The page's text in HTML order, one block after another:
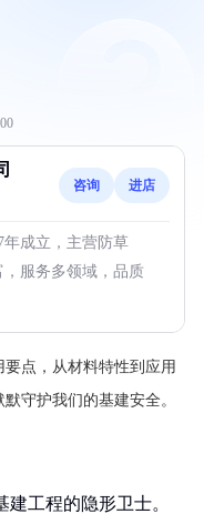
咨询 进店
年成立，主营防草
服务多领域，品质
点，从材料特性到应用
守护我们的基建安全。
工程的隐形卫士。